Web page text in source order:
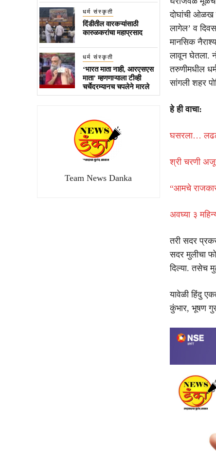
धर्म संस्कृती
दिंडीतील वारकऱ्यांसाठी
कारुळकरांचा महाप्रसाद
धर्म संस्कृती
‘भारत माता नाही, आरएसएस
माता’ म्हणणाऱ्याला टीव्ही
चर्चेदरम्यानच चपलेने मारले
Team News Danka
दोघांची ओळख
लागेल’ व
मानसिक
लावून घेतला.
तरुणीमधील
सांगली शहर
हे ही वाचा:
घसरला…
श्री चरणी
“आमचे
अवघ्या ३
तरी सदर
सदर मुलीचा
दिल्या. तसेच
यावेळी हिंदु
कुंभार, भूषण